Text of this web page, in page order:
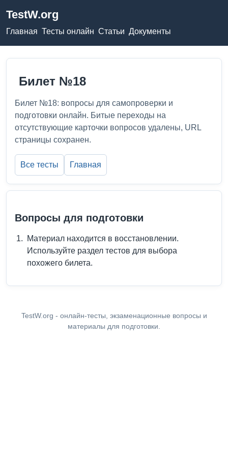
TestW.org
Главная Тесты онлайн Статьи Документы
Билет №18
Билет №18: вопросы для самопроверки и
подготовки онлайн. Битые переходы на
отсутствующие карточки вопросов удалены, URL
страницы сохранен.
Все тесты Главная
Вопросы для подготовки
Материал находится в восстановлении.
Используйте раздел тестов для выбора
похожего билета.
TestW.org - онлайн-тесты, экзаменационные вопросы и
материалы для подготовки.